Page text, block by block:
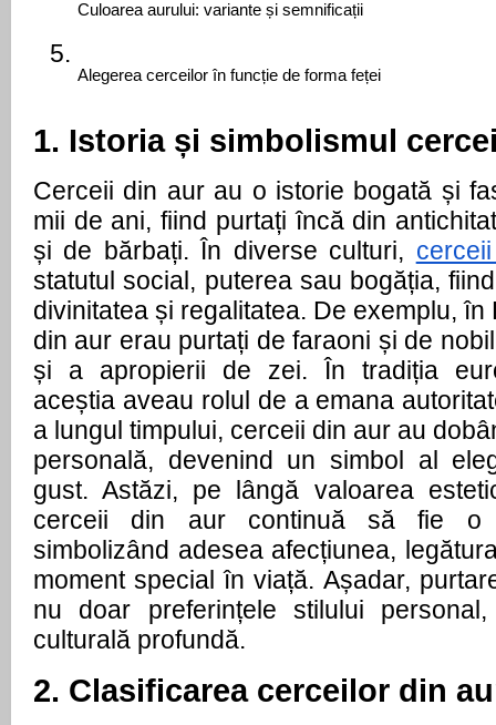
Culoarea aurului: variante și semnificații
Alegerea cerceilor în funcție de forma feței
1. Istoria și simbolismul
Cerceii din aur au o istorie bogată și
mii de ani, fiind purtați încă din
și de bărbați. În diverse culturi,
statutul social, puterea sau bogăția,
divinitatea și regalitatea. De exemplu, în
din aur erau purtați de faraoni și de
și a apropierii de zei. În tradiția
aceștia aveau rolul de a emana
a lungul timpului, cerceii din aur au
personală, devenind un simbol al
gust. Astăzi, pe lângă valoarea
cerceii din aur continuă să fie o
simbolizând adesea afecțiunea,
moment special în viață. Așadar,
nu doar preferințele stilului
culturală profundă.
2. Clasificarea cerceilor din